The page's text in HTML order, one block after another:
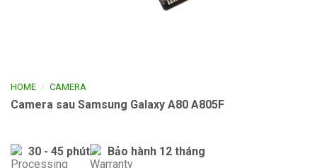
HOME / CAMERA
Camera sau Samsung Galaxy A80 A805F
30 - 45 phút Bảo hành 12 tháng